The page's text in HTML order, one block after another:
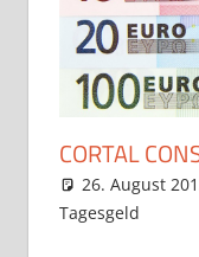
CORTAL
26. August
Tagesgeld